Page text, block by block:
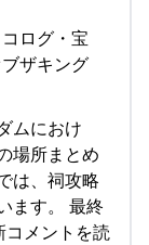
ムにおけ
場所まとめ
は、祠攻略
ます。 最終
コメントを読